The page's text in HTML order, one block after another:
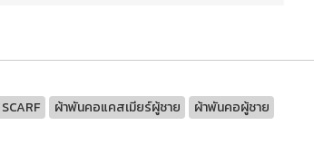
ผ้าพันคอแคสเมียร์ผู้ชาย ผ้าพันคอผู้ชาย